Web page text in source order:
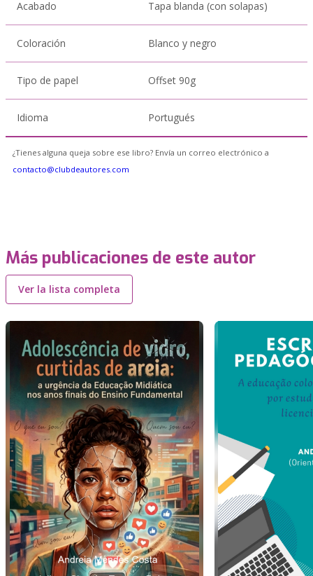
Acabado Tapa blanda (con solapas)
Coloración Blanco y negro
Tipo de papel Offset 90g
Idioma Portugués
¿Tienes alguna queja sobre ese libro? Envía un correo electrónico a
contacto@clubdeautores.com
Más publicaciones de este autor
Ver la lista completa